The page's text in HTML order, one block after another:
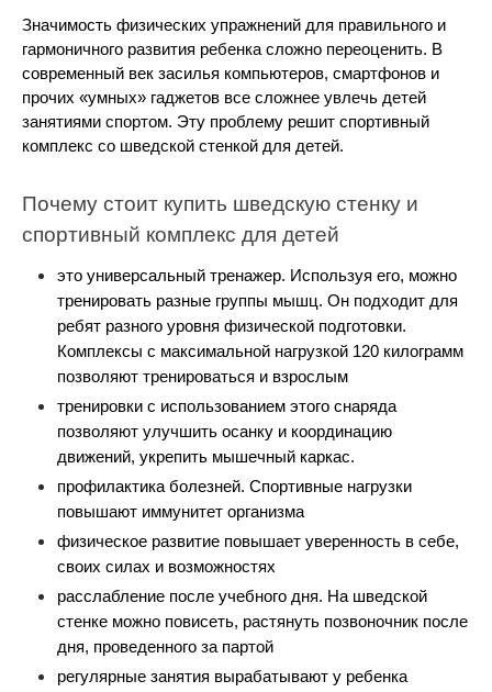
Значимость физических упражнений для правильного и
гармоничного развития ребенка сложно переоценить. В
современный век засилья компьютеров, смартфонов и
прочих «умных» гаджетов все сложнее увлечь детей
занятиями спортом. Эту проблему решит спортивный
комплекс со шведской стенкой для детей.
Почему стоит купить шведскую стенку и
спортивный комплекс для детей
это универсальный тренажер. Используя его, можно
тренировать разные группы мышц. Он подходит для
ребят разного уровня физической подготовки.
Комплексы с максимальной нагрузкой 120 килограмм
позволяют тренироваться и взрослым
тренировки с использованием этого снаряда
позволяют улучшить осанку и координацию
движений, укрепить мышечный каркас.
профилактика болезней. Спортивные нагрузки
повышают иммунитет организма
физическое развитие повышает уверенность в себе,
своих силах и возможностях
расслабление после учебного дня. На шведской
стенке можно повисеть, растянуть позвоночник после
дня, проведенного за партой
регулярные занятия вырабатывают у ребенка